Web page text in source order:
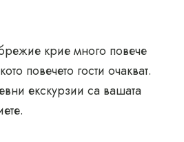
крие много повече
повечето гости очакват.
екскурзии са вашата